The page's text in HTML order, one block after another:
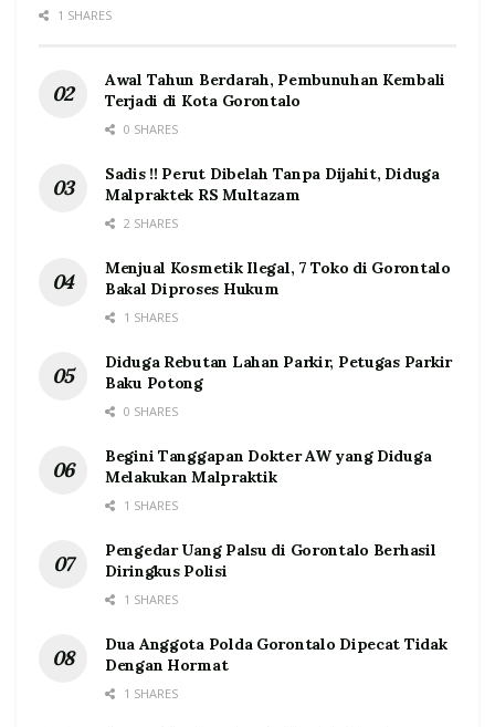
1 SHARES
Awal Tahun Berdarah, Pembunuhan Kembali
Terjadi di Kota Gorontalo
0 SHARES
Sadis !! Perut Dibelah Tanpa Dijahit, Diduga
Malpraktek RS Multazam
2 SHARES
Menjual Kosmetik Ilegal, 7 Toko di Gorontalo
Bakal Diproses Hukum
1 SHARES
Diduga Rebutan Lahan Parkir, Petugas Parkir
Baku Potong
0 SHARES
Begini Tanggapan Dokter AW yang Diduga
Melakukan Malpraktik
1 SHARES
Pengedar Uang Palsu di Gorontalo Berhasil
Diringkus Polisi
1 SHARES
Dua Anggota Polda Gorontalo Dipecat Tidak
Dengan Hormat
1 SHARES